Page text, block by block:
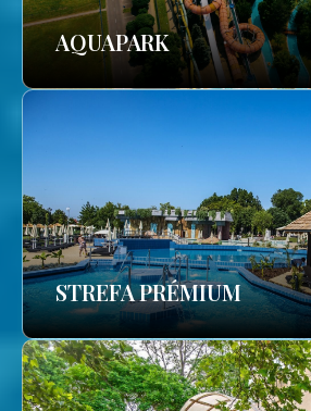
AQUAPARK
STREFA PRÉMIUM